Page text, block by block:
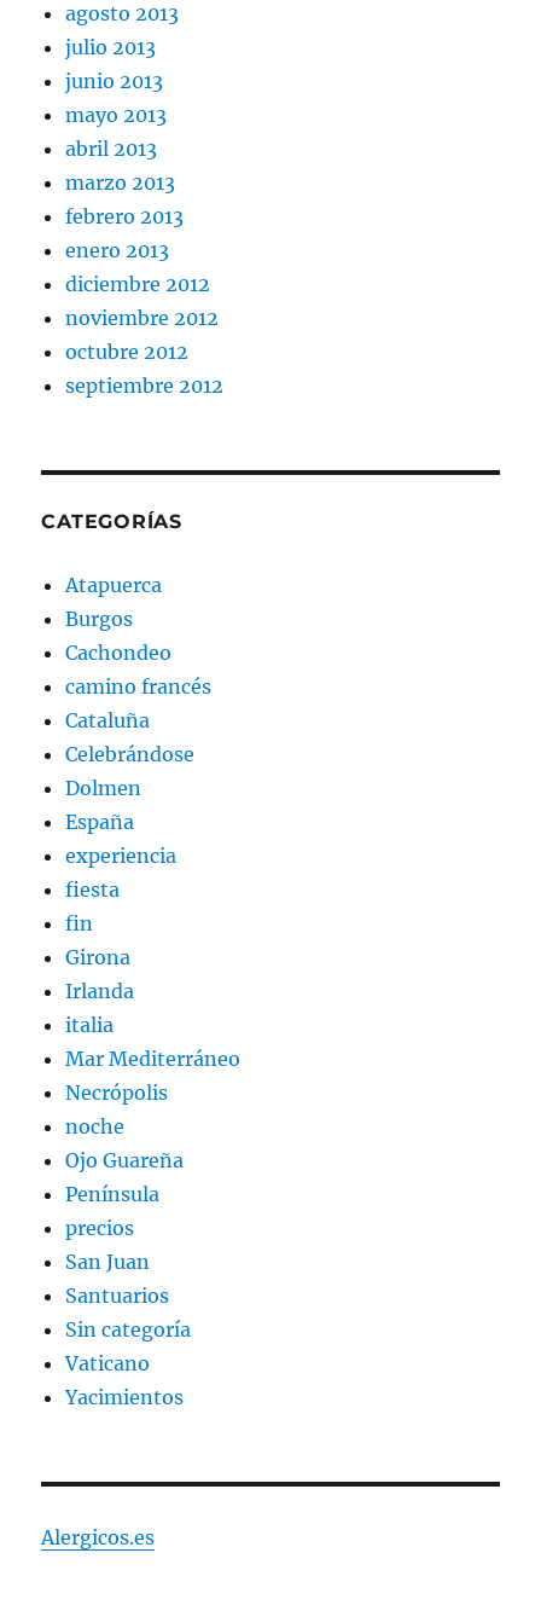
agosto 2013
julio 2013
junio 2013
mayo 2013
abril 2013
marzo 2013
febrero 2013
enero 2013
diciembre 2012
noviembre 2012
octubre 2012
septiembre 2012
CATEGORÍAS
Atapuerca
Burgos
Cachondeo
camino francés
Cataluña
Celebrándose
Dolmen
España
experiencia
fiesta
fin
Girona
Irlanda
italia
Mar Mediterráneo
Necrópolis
noche
Ojo Guareña
Península
precios
San Juan
Santuarios
Sin categoría
Vaticano
Yacimientos
Alergicos.es